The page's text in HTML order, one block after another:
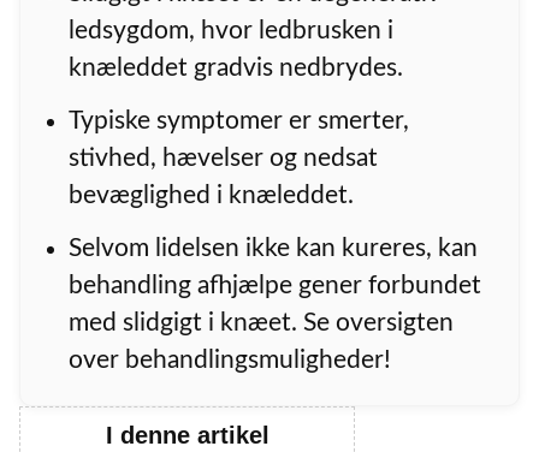
ledsygdom, hvor ledbrusken i
knæleddet gradvis nedbrydes.
Typiske symptomer er smerter,
stivhed, hævelser og nedsat
bevæglighed i knæleddet.
Selvom lidelsen ikke kan kureres, kan
behandling afhjælpe gener forbundet
med slidgigt i knæet. Se oversigten
over behandlingsmuligheder!
I denne artikel